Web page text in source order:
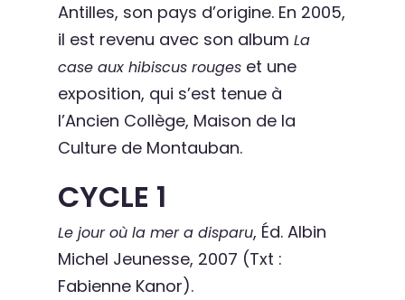
Antilles, son pays d’origine. En 2005,
il est revenu avec son albumLa
case aux hibiscus rouges et une
exposition, qui s’est tenue à
l’Ancien Collège, Maison de la
Culture de Montauban.
CYCLE 1
Le jour où la mer a disparu, Éd. Albin
Michel Jeunesse, 2007 (Txt :
Fabienne Kanor).